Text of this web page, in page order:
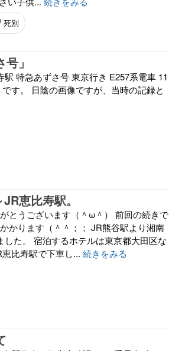
死別
」
特急あずさ号 東京行き E257系電車 11
す。 日陰の画像ですが、当時の記録と
恵比寿駅。
とうございます（＾ω＾） 前回の続きで
かります（＾＾；； JR熊谷駅より湘南
た。 宿泊するホテルは東京都大田区な
比寿駅で下車し... 続きをみる